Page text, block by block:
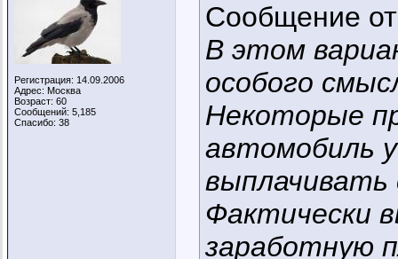
Регистрация: 14.09.2006
Адрес: Москва
Возраст: 60
Сообщений: 5,185
Спасибо: 38
Сообщение
В этом
особого
Некоторые
автомобиль
Фактически
заработную